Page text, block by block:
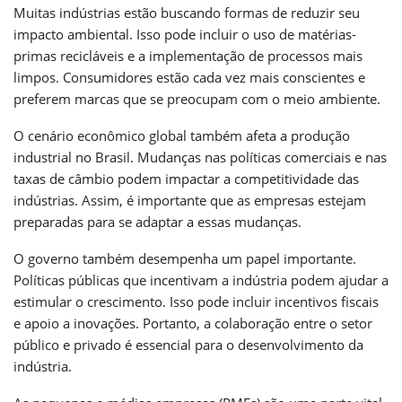
Muitas indústrias estão buscando formas de reduzir seu
impacto ambiental. Isso pode incluir o uso de matérias-
primas recicláveis e a implementação de processos mais
limpos. Consumidores estão cada vez mais conscientes e
preferem marcas que se preocupam com o meio ambiente.
O cenário econômico global também afeta a produção
industrial no Brasil. Mudanças nas políticas comerciais e nas
taxas de câmbio podem impactar a competitividade das
indústrias. Assim, é importante que as empresas estejam
preparadas para se adaptar a essas mudanças.
O governo também desempenha um papel importante.
Políticas públicas que incentivam a indústria podem ajudar a
estimular o crescimento. Isso pode incluir incentivos fiscais
e apoio a inovações. Portanto, a colaboração entre o setor
público e privado é essencial para o desenvolvimento da
indústria.